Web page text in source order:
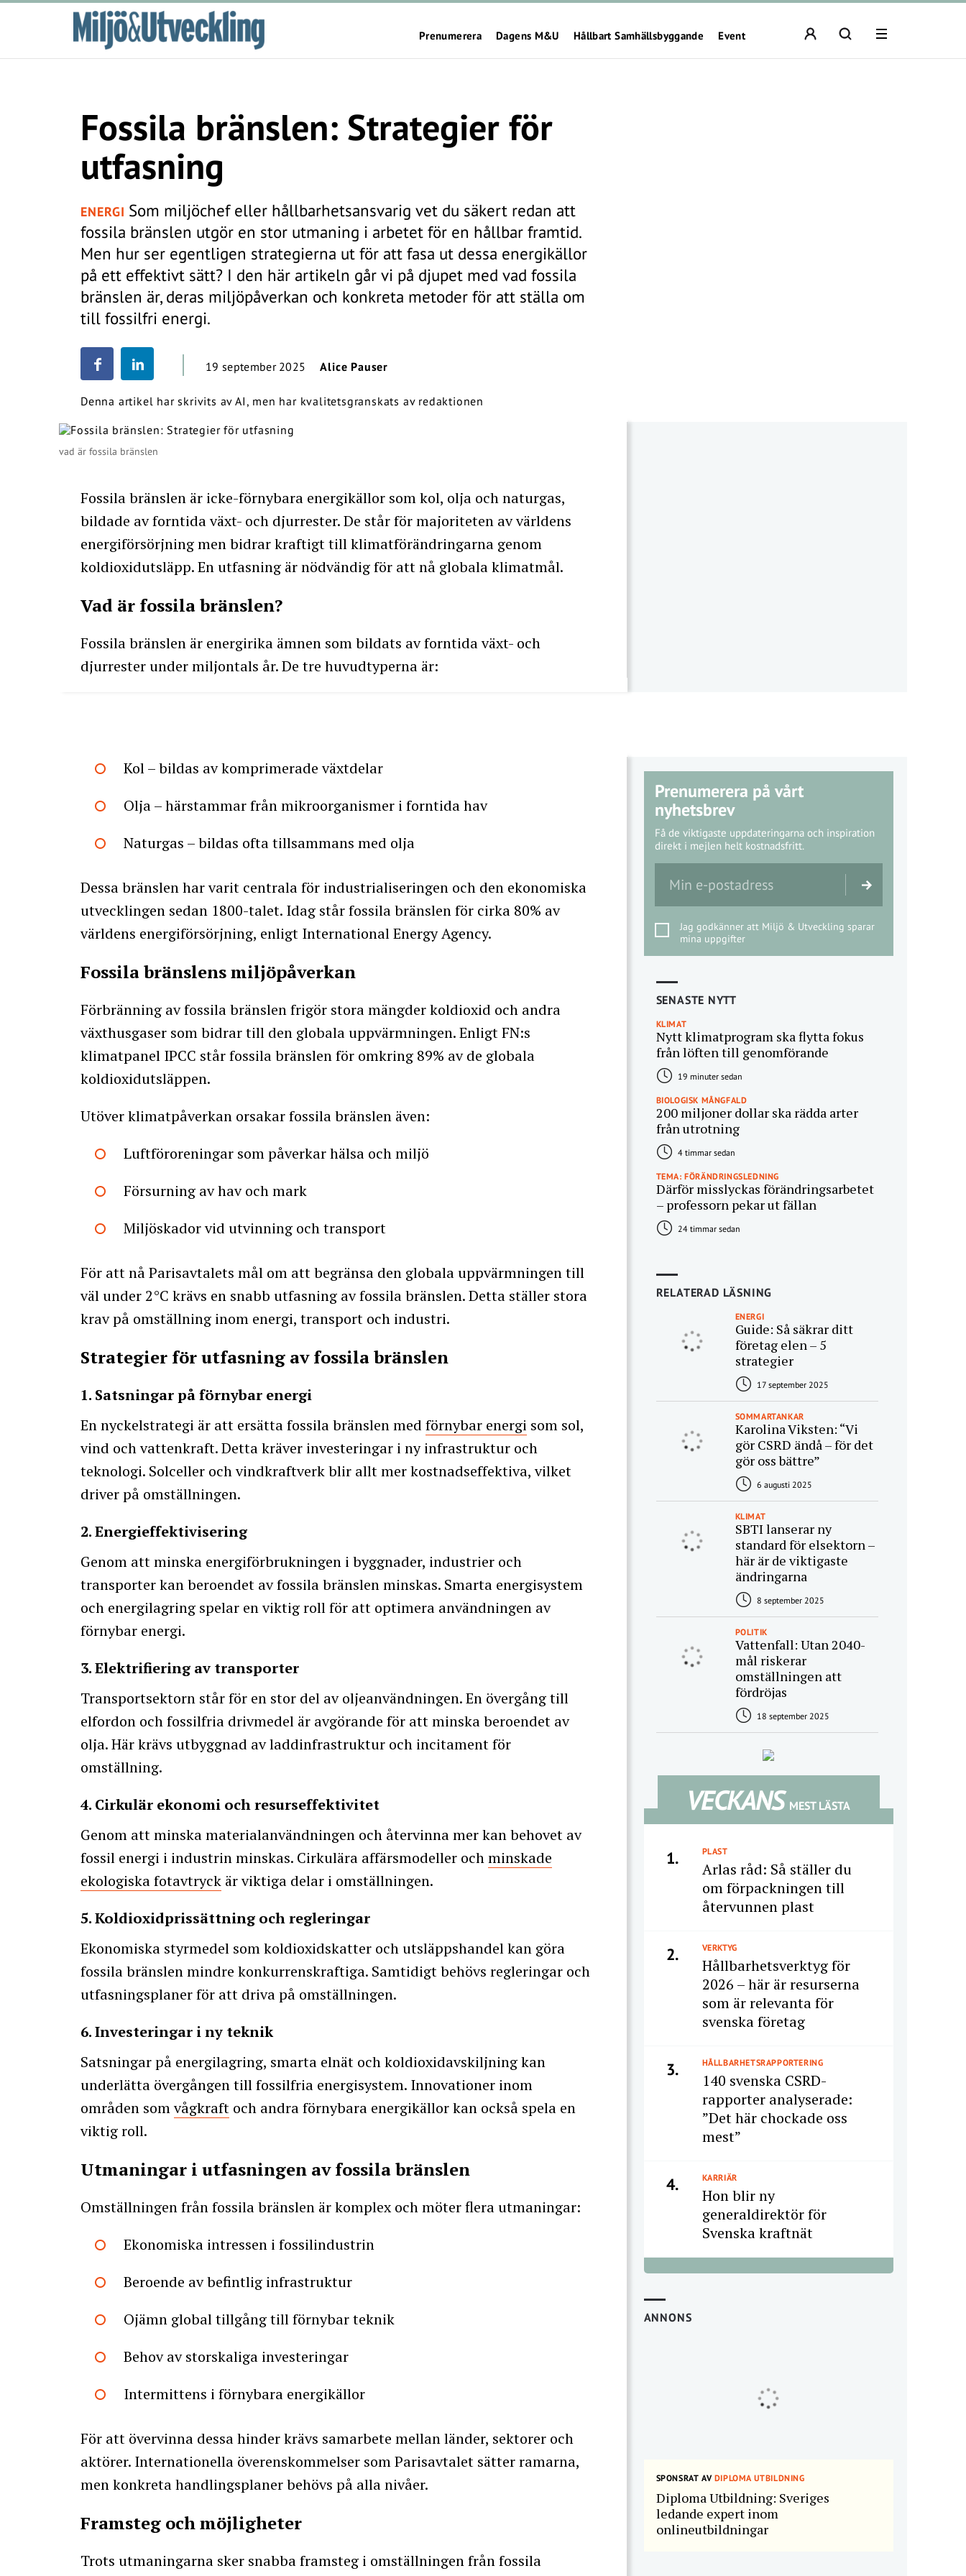
Prenumerera Dagens M&U Hållbart Samhällsbyggande Event
Fossila bränslen: Strategier för
utfasning
ENERGI Som miljöchef eller hållbarhetsansvarig vet du säkert redan att
fossila bränslen utgör en stor utmaning i arbetet för en hållbar framtid.
Men hur ser egentligen strategierna ut för att fasa ut dessa energikällor
på ett effektivt sätt? I den här artikeln går vi på djupet med vad fossila
bränslen är, deras miljöpåverkan och konkreta metoder för att ställa om
till fossilfri energi.
19 september 2025 Alice Pauser
Denna artikel har skrivits av AI, men har kvalitetsgranskats av redaktionen
vad är fossila bränslen
Fossila bränslen är icke-förnybara energikällor som kol, olja och naturgas,
bildade av forntida växt- och djurrester. De står för majoriteten av världens
energiförsörjning men bidrar kraftigt till klimatförändringarna genom
koldioxidutsläpp. En utfasning är nödvändig för att nå globala klimatmål.
Vad är fossila bränslen?
Fossila bränslen är energirika ämnen som bildats av forntida växt- och
djurrester under miljontals år. De tre huvudtyperna är:
Kol – bildas av komprimerade växtdelar
Olja – härstammar från mikroorganismer i forntida hav
Naturgas – bildas ofta tillsammans med olja
Dessa bränslen har varit centrala för industrialiseringen och den ekonomiska
utvecklingen sedan 1800-talet. Idag står fossila bränslen för cirka 80% av
världens energiförsörjning, enligt International Energy Agency.
Fossila bränslens miljöpåverkan
Förbränning av fossila bränslen frigör stora mängder koldioxid och andra
växthusgaser som bidrar till den globala uppvärmningen. Enligt FN:s
klimatpanel IPCC står fossila bränslen för omkring 89% av de globala
koldioxidutsläppen.
Utöver klimatpåverkan orsakar fossila bränslen även:
Luftföroreningar som påverkar hälsa och miljö
Försurning av hav och mark
Miljöskador vid utvinning och transport
För att nå Parisavtalets mål om att begränsa den globala uppvärmningen till
väl under 2°C krävs en snabb utfasning av fossila bränslen. Detta ställer stora
krav på omställning inom energi, transport och industri.
Strategier för utfasning av fossila bränslen
1. Satsningar på förnybar energi
En nyckelstrategi är att ersätta fossila bränslen med förnybar energi som sol,
vind och vattenkraft. Detta kräver investeringar i ny infrastruktur och
teknologi. Solceller och vindkraftverk blir allt mer kostnadseffektiva, vilket
driver på omställningen.
2. Energieffektivisering
Genom att minska energiförbrukningen i byggnader, industrier och
transporter kan beroendet av fossila bränslen minskas. Smarta energisystem
och energilagring spelar en viktig roll för att optimera användningen av
förnybar energi.
3. Elektrifiering av transporter
Transportsektorn står för en stor del av oljeanvändningen. En övergång till
elfordon och fossilfria drivmedel är avgörande för att minska beroendet av
olja. Här krävs utbyggnad av laddinfrastruktur och incitament för
omställning.
4. Cirkulär ekonomi och resurseffektivitet
Genom att minska materialanvändningen och återvinna mer kan behovet av
fossil energi i industrin minskas. Cirkulära affärsmodeller ochminskade
ekologiska fotavtryck är viktiga delar i omställningen.
5. Koldioxidprissättning och regleringar
Ekonomiska styrmedel som koldioxidskatter och utsläppshandel kan göra
fossila bränslen mindre konkurrenskraftiga. Samtidigt behövs regleringar och
utfasningsplaner för att driva på omställningen.
6. Investeringar i ny teknik
Satsningar på energilagring, smarta elnät och koldioxidavskiljning kan
underlätta övergången till fossilfria energisystem. Innovationer inom
områden somvågkraft och andra förnybara energikällor kan också spela en
viktig roll.
Utmaningar i utfasningen av fossila bränslen
Omställningen från fossila bränslen är komplex och möter flera utmaningar:
Ekonomiska intressen i fossilindustrin
Beroende av befintlig infrastruktur
Ojämn global tillgång till förnybar teknik
Behov av storskaliga investeringar
Intermittens i förnybara energikällor
För att övervinna dessa hinder krävs samarbete mellan länder, sektorer och
aktörer. Internationella överenskommelser som Parisavtalet sätter ramarna,
men konkreta handlingsplaner behövs på alla nivåer.
Framsteg och möjligheter
Trots utmaningarna sker snabba framsteg i omställningen från fossila
Prenumerera på vårt
nyhetsbrev
Få de viktigaste uppdateringarna och inspiration
direkt i mejlen helt kostnadsfritt.
Jag godkänner att Miljö & Utveckling sparar
mina uppgifter
SENASTE NYTT
KLIMAT
Nytt klimatprogram ska flytta fokus
från löften till genomförande
19 minuter sedan
BIOLOGISK MÅNGFALD
200 miljoner dollar ska rädda arter
från utrotning
4 timmar sedan
TEMA: FÖRÄNDRINGSLEDNING
Därför misslyckas förändringsarbetet
– professorn pekar ut fällan
24 timmar sedan
RELATERAD LÄSNING
ENERGI
Guide: Så säkrar ditt
företag elen – 5
strategier
17 september 2025
SOMMARTANKAR
Karolina Viksten: “Vi
gör CSRD ändå – för det
gör oss bättre”
6 augusti 2025
KLIMAT
SBTI lanserar ny
standard för elsektorn –
här är de viktigaste
ändringarna
8 september 2025
POLITIK
Vattenfall: Utan 2040-
mål riskerar
omställningen att
fördröjas
18 september 2025
VECKANS MEST LÄSTA
1. PLAST
Arlas råd: Så ställer du
om förpackningen till
återvunnen plast
2. VERKTYG
Hållbarhetsverktyg för
2026 – här är resurserna
som är relevanta för
svenska företag
3. HÅLLBARHETSRAPPORTERING
140 svenska CSRD-
rapporter analyserade:
”Det här chockade oss
mest”
4. KARRIÄR
Hon blir ny
generaldirektör för
Svenska kraftnät
ANNONS
SPONSRAT AVDIPLOMA UTBILDNING
Diploma Utbildning: Sveriges
ledande expert inom
onlineutbildningar